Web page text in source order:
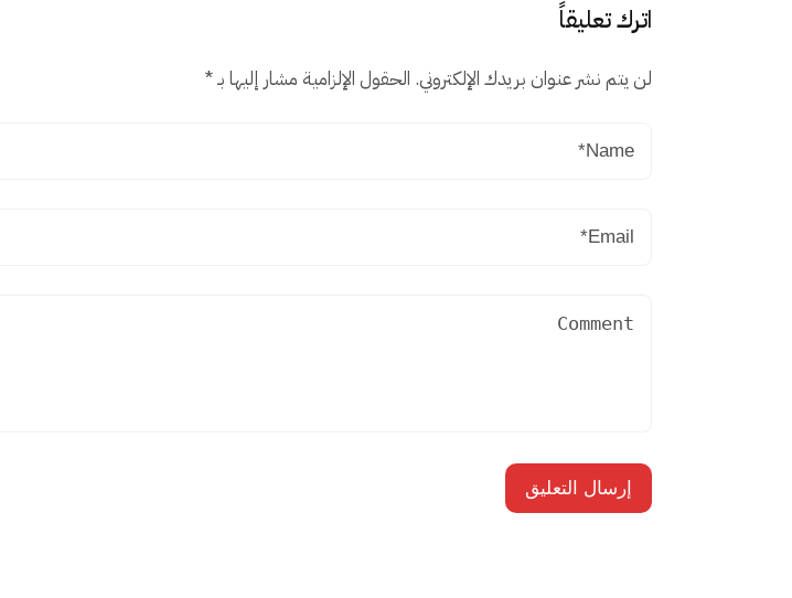
اترك تعليقاً
لن يتم نشر عنوان بريدك الإلكتروني. الحقول الإلزامية مشار إليها بـ*